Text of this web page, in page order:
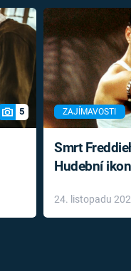
5 ZAJÍMAVOSTI
Smrt
Hudební
léky
24. listopadu